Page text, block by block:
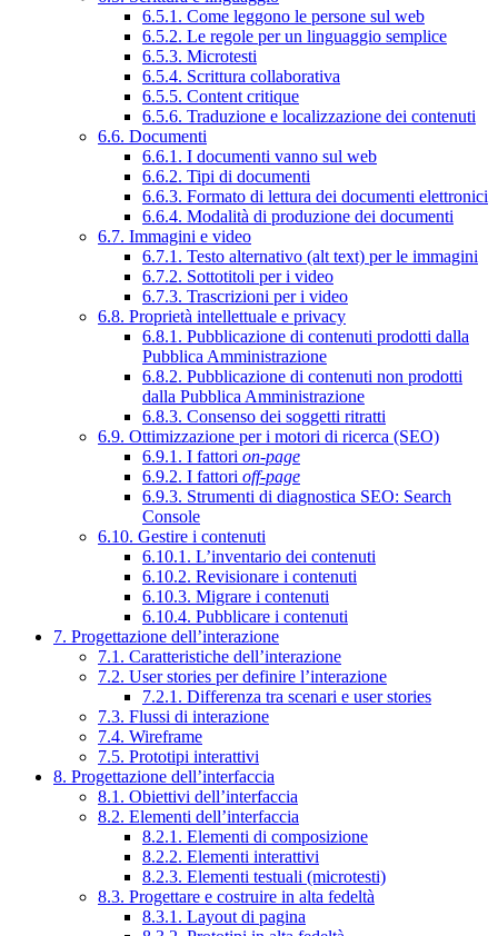
6.5.1. Come leggono le persone sul web
6.5.2. Le regole per un linguaggio semplice
6.5.3. Microtesti
6.5.4. Scrittura collaborativa
6.5.5. Content critique
6.5.6. Traduzione e localizzazione dei contenuti
6.6. Documenti
6.6.1. I documenti vanno sul web
6.6.2. Tipi di documenti
6.6.3. Formato di lettura dei documenti elettronici
6.6.4. Modalità di produzione dei documenti
6.7. Immagini e video
6.7.1. Testo alternativo (alt text) per le immagini
6.7.2. Sottotitoli per i video
6.7.3. Trascrizioni per i video
6.8. Proprietà intellettuale e privacy
6.8.1. Pubblicazione di contenuti prodotti dalla
Pubblica Amministrazione
6.8.2. Pubblicazione di contenuti non prodotti
dalla Pubblica Amministrazione
6.8.3. Consenso dei soggetti ritratti
6.9. Ottimizzazione per i motori di ricerca (SEO)
6.9.1. I fattori on-page
6.9.2. I fattori off-page
6.9.3. Strumenti di diagnostica SEO: Search
Console
6.10. Gestire i contenuti
6.10.1. L’inventario dei contenuti
6.10.2. Revisionare i contenuti
6.10.3. Migrare i contenuti
6.10.4. Pubblicare i contenuti
7. Progettazione dell’interazione
7.1. Caratteristiche dell’interazione
7.2. User stories per definire l’interazione
7.2.1. Differenza tra scenari e user stories
7.3. Flussi di interazione
7.4. Wireframe
7.5. Prototipi interattivi
8. Progettazione dell’interfaccia
8.1. Obiettivi dell’interfaccia
8.2. Elementi dell’interfaccia
8.2.1. Elementi di composizione
8.2.2. Elementi interattivi
8.2.3. Elementi testuali (microtesti)
8.3. Progettare e costruire in alta fedeltà
8.3.1. Layout di pagina